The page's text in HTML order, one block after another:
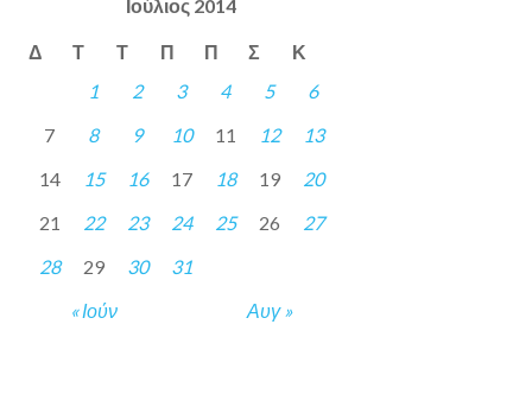
Ιούλιος 2014
Δ Τ Τ Π Π Σ Κ
« Ιούν Αυγ »
1 2 3 4 5
6
7
8 9 10 11 12
13
14
15 16 17 18 19
20
21
22 23 24 25 26
27
28
29 30 31